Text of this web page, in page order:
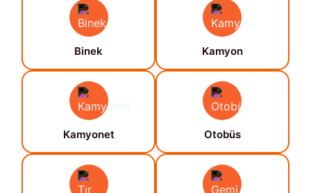
Binek Kamyon
Kamyonet Otobüs